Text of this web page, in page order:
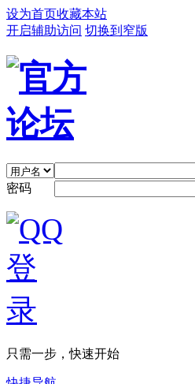
设为首页收藏本站
开启辅助访问 切换到窄版
密码
只需一步，快速开始